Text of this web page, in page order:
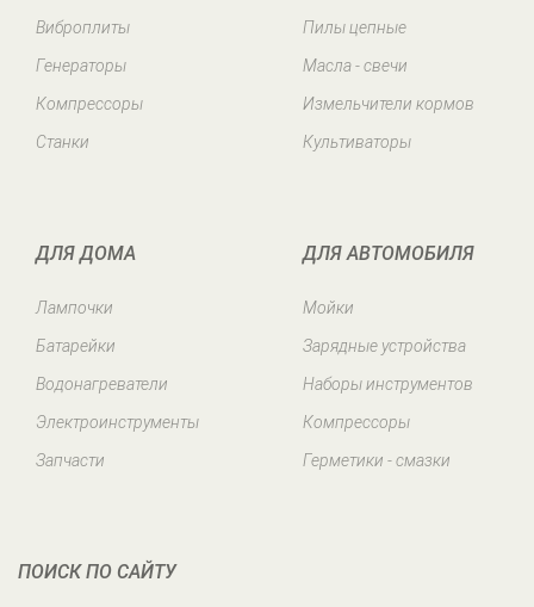
Виброплиты
Генераторы
Компрессоры
Станки
Пилы цепные
Масла - свечи
Измельчители кормов
Культиваторы
ДЛЯ ДОМА
Лампочки
Батарейки
Водонагреватели
Электроинструменты
Запчасти
ДЛЯ АВТОМОБИЛЯ
Мойки
Зарядные устройства
Наборы инструментов
Компрессоры
Герметики - смазки
ПОИСК ПО САЙТУ